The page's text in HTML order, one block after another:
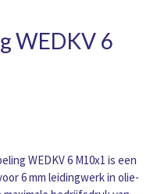
WEDKV 6
WEDKV 6 M10x1 is een
6 mm leidingwerk in olie-